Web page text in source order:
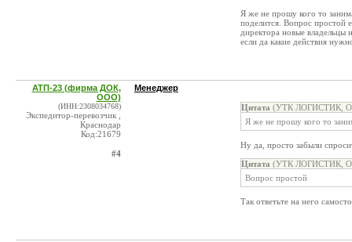
Я же не прошу кого то
поделится. Вопрос простой
директора новые владельцы
если да какие действия
АТП-23 (фирма ДОК,
ООО)
(ИНН:2308034768)
Экспедитор-перевозчик ,
Краснодар
Код:21679
#4
Менеджер
Цитата (УТК ЛОГИСТИК,
Я же не прошу кого то
Ну да, просто забыли
Цитата (УТК ЛОГИСТИК,
Вопрос простой
Так ответьте на него